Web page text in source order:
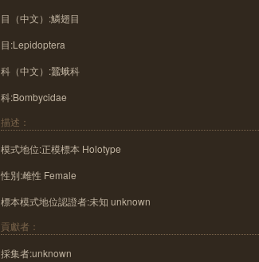
目（中文）:鱗翅目
目:Lepidoptera
科（中文）:蠶蛾科
科:Bombycidae
描述：
模式地位:正模標本 Holotype
性別:雌性 Female
標本模式地位認證者:未知 unknown
貢獻者：
採集者:unknown